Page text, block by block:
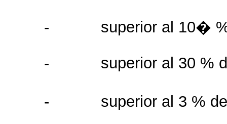
- superior al 10�
- superior al 30 %
- superior al 3 %